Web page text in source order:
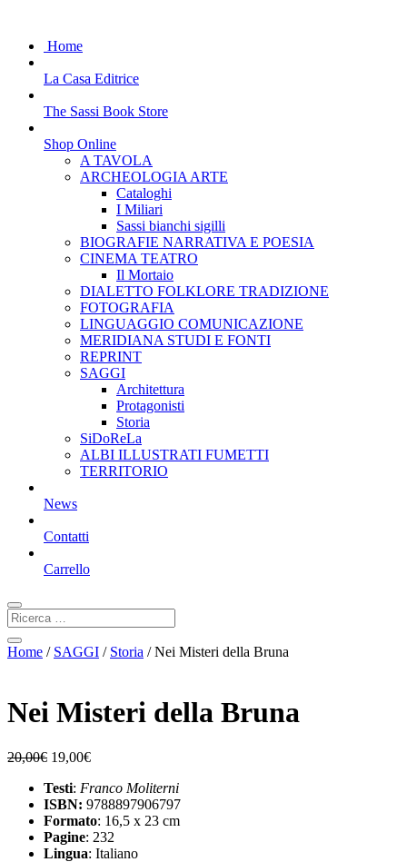
Home
La Casa Editrice
The Sassi Book Store
Shop Online
A TAVOLA
ARCHEOLOGIA ARTE
Cataloghi
I Miliari
Sassi bianchi sigilli
BIOGRAFIE NARRATIVA E POESIA
CINEMA TEATRO
Il Mortaio
DIALETTO FOLKLORE TRADIZIONE
FOTOGRAFIA
LINGUAGGIO COMUNICAZIONE
MERIDIANA STUDI E FONTI
REPRINT
SAGGI
Architettura
Protagonisti
Storia
SiDoReLa
ALBI ILLUSTRATI FUMETTI
TERRITORIO
News
Contatti
Carrello
Home / SAGGI / Storia / Nei Misteri della Bruna
Nei Misteri della Bruna
20,00€ 19,00€
Testi: Franco Moliterni
ISBN: 9788897906797
Formato: 16,5 x 23 cm
Pagine: 232
Lingua: Italiano